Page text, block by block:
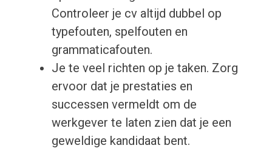
Controleer je cv altijd dubbel op
typefouten, spelfouten en
grammaticafouten.
Je te veel richten op je taken. Zorg
ervoor dat je prestaties en
successen vermeldt om de
werkgever te laten zien dat je een
geweldige kandidaat bent.